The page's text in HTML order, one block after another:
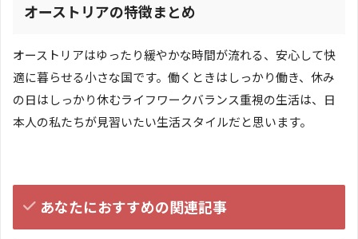
オーストリアの特徴まとめ
オーストリアはゆったり緩やかな時間が流れる、安心して快
適に暮らせる小さな国です。働くときはしっかり働き、休み
の日はしっかり休むライフワークバランス重視の生活は、日
本人の私たちが見習いたい生活スタイルだと思います。
あなたにおすすめの関連記事